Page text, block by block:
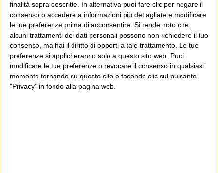
finalità sopra descritte. In alternativa puoi fare clic per negare il
consenso o accedere a informazioni più dettagliate e modificare
le tue preferenze prima di acconsentire. Si rende noto che
alcuni trattamenti dei dati personali possono non richiedere il tuo
consenso, ma hai il diritto di opporti a tale trattamento. Le tue
preferenze si applicheranno solo a questo sito web. Puoi
modificare le tue preferenze o revocare il consenso in qualsiasi
momento tornando su questo sito e facendo clic sul pulsante
"Privacy" in fondo alla pagina web.
Come alcuni hanno già sommessamente indicato, con
qualche imbarazzo, questo Giubileo dei giovani somiglia
moltissimo a un happening rock. La quale constatazione
rende interessante scoprire quali sono le affinità e quali
le differenze e ispira due pensieri. Prima le differenze....
Continua